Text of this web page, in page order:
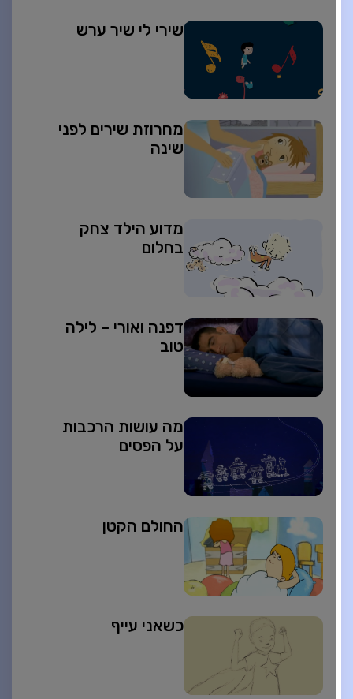
שירי לי שיר ערש
מחרוזת שירים לפני
שינה
מדוע הילד צחק
בחלום
דפנה ואורי – לילה
טוב
מה עושות הרכבות
על הפסים
החולם הקטן
כשאני עייף